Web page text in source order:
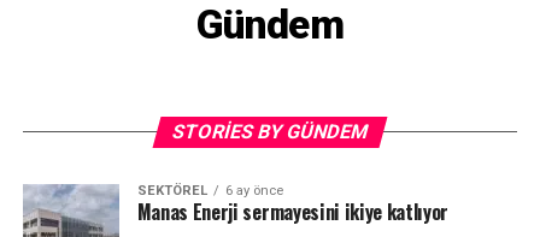
Gündem
STORIES BY GÜNDEM
SEKTÖREL 6 ay önce
Manas Enerji sermayesini ikiye katlıyor